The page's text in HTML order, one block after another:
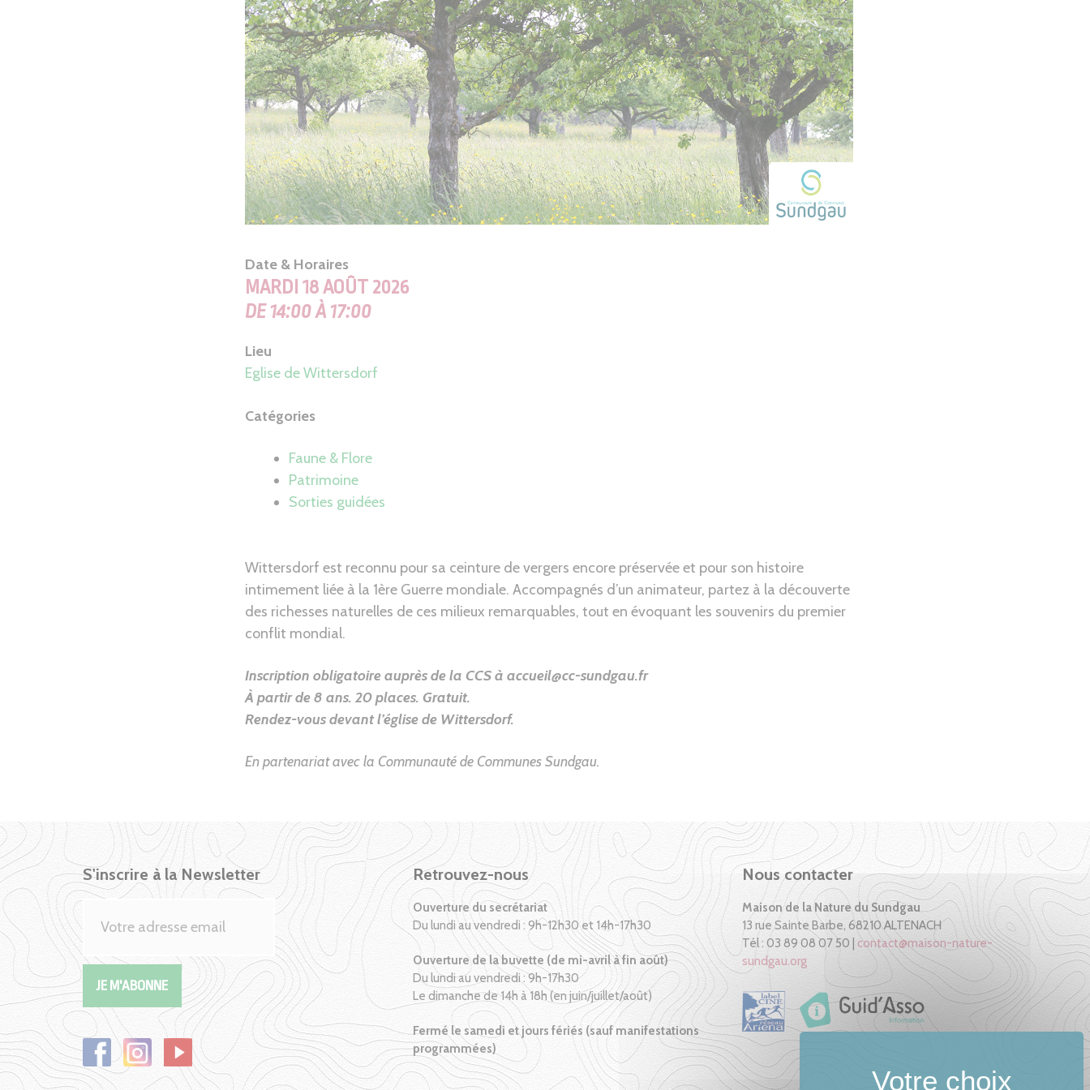
Date & Horaires
MARDI 18 AOÛT 2026
DE 14:00 À 17:00
Lieu
Eglise de Wittersdorf
Catégories
Faune & Flore
Patrimoine
Sorties guidées
Wittersdorf est reconnu pour sa ceinture de vergers encore préservée et pour son histoire
intimement liée à la 1ère Guerre mondiale. Accompagnés d’un animateur, partez à la découverte
des richesses naturelles de ces milieux remarquables, tout en évoquant les souvenirs du premier
conflit mondial.
Inscription obligatoire auprès de la CCS à accueil@cc-sundgau.fr
À partir de 8 ans. 20 places. Gratuit.
Rendez-vous devant l’églisede Wittersdorf.
En partenariat avec la Communauté de Communes Sundgau.
S'inscrire à la Newsletter Retrouvez-nous
Ouverture du secrétariat
Du lundi au vendredi : 9h-12h30 et 14h-17h30
Ouverture de la buvette (de mi-avril à fin août)
Du lundi au vendredi : 9h-17h30
Le dimanche de 14h à 18h (en juin/juillet/août)
Fermé le samedi et jours fériés (sauf manifestations
programmées)
Nous contacter
Maison de la Nature du Sundgau
13 rue Sainte Barbe, 68210 ALTENACH
Tél : 03 89 08 07 50 | contact@maison-nature-
sundgau.org